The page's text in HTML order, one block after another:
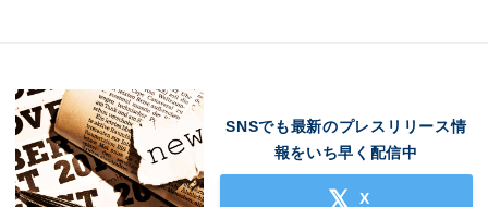
SNSでも最新のプレスリリース情
報をいち早く配信中
X